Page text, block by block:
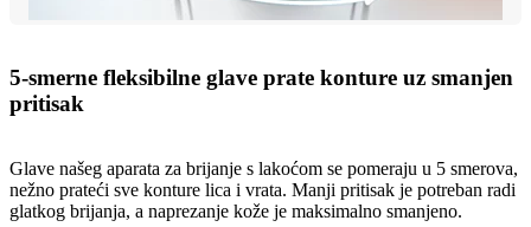
5-smerne fleksibilne glave prate konture uz smanjen
pritisak
Glave našeg aparata za brijanje s lakoćom se pomeraju u 5 smerova,
nežno prateći sve konture lica i vrata. Manji pritisak je potreban radi
glatkog brijanja, a naprezanje kože je maksimalno smanjeno.